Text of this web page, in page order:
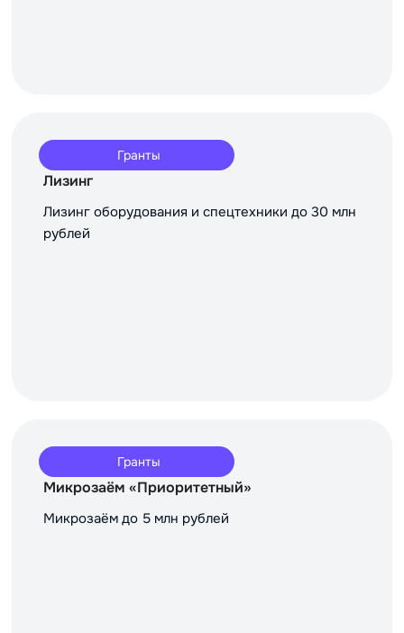
Гранты
Лизинг
Лизинг оборудования и спецтехники до 30 млн
рублей
Гранты
Микрозаём «Приоритетный»
Микрозаём до 5 млн рублей